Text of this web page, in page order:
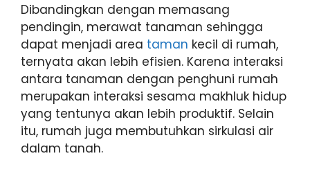
Dibandingkan dengan memasang
pendingin, merawat tanaman sehingga
dapat menjadi area taman kecil di rumah,
ternyata akan lebih efisien. Karena interaksi
antara tanaman dengan penghuni rumah
merupakan interaksi sesama makhluk hidup
yang tentunya akan lebih produktif. Selain
itu, rumah juga membutuhkan sirkulasi air
dalam tanah.